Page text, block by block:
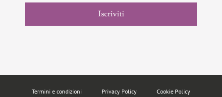
Iscriviti
Termini e condizioni Privacy Policy Cookie Policy